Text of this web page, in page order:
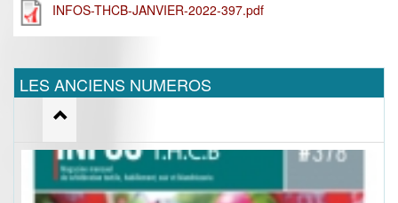
INFOS-THCB-JANVIER-2022-397.pdf
LES ANCIENS NUMEROS